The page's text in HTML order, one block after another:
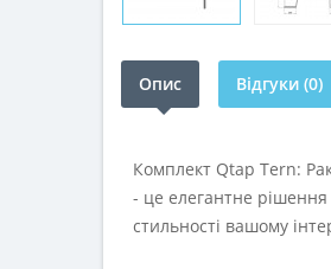
Опис Відгуки (0)
Комплект Qtap Tern:
- це елегантне
стильності вашому